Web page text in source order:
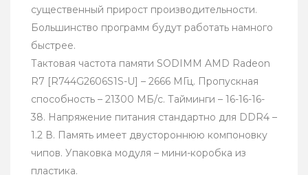
существенный прирост производительности.
Большинство программ будут работать намного
быстрее.
Тактовая частота памяти SODIMM AMD Radeon
R7 [R744G2606S1S-U] – 2666 МГц. Пропускная
способность – 21300 МБ/с. Тайминги – 16-16-16-
38. Напряжение питания стандартно для DDR4 –
1.2 В. Память имеет двустороннюю компоновку
чипов. Упаковка модуля – мини-коробка из
пластика.